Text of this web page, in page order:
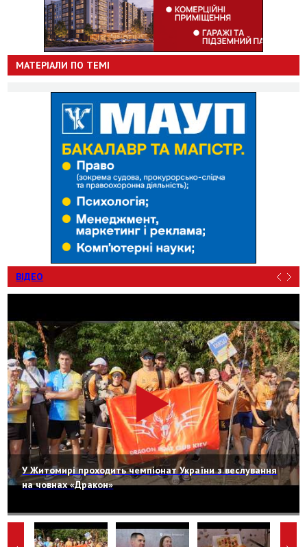
МАТЕРІАЛИ ПО ТЕМІ
ВІДЕО
У Житомирі проходить чемпіонат України з веслування
на човнах «Дракон»